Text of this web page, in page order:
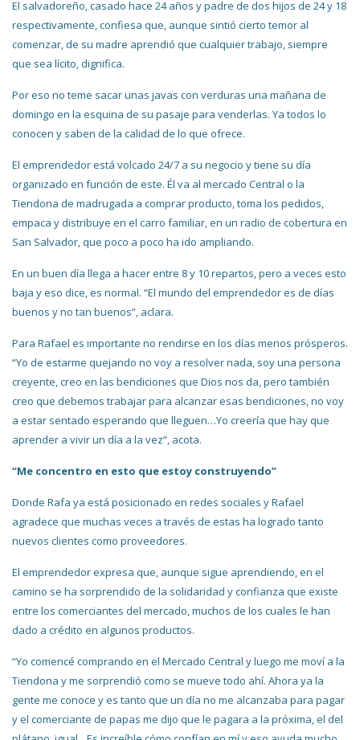
El salvadoreño, casado hace 24 años y padre de dos hijos de 24 y 18
respectivamente, confiesa que, aunque sintió cierto temor al
comenzar, de su madre aprendió que cualquier trabajo, siempre
que sea lícito, dignifica.
Por eso no teme sacar unas javas con verduras una mañana de
domingo en la esquina de su pasaje para venderlas. Ya todos lo
conocen y saben de la calidad de lo que ofrece.
El emprendedor está volcado 24/7 a su negocio y tiene su día
organizado en función de este. Él va al mercado Central o la
Tiendona de madrugada a comprar producto, toma los pedidos,
empaca y distribuye en el carro familiar, en un radio de cobertura en
San Salvador, que poco a poco ha ido ampliando.
En un buen día llega a hacer entre 8 y 10 repartos, pero a veces esto
baja y eso dice, es normal. “El mundo del emprendedor es de días
buenos y no tan buenos”, aclara.
Para Rafael es importante no rendirse en los días menos prósperos.
“Yo de estarme quejando no voy a resolver nada, soy una persona
creyente, creo en las bendiciones que Dios nos da, pero también
creo que debemos trabajar para alcanzar esas bendiciones, no voy
a estar sentado esperando que lleguen…Yo creería que hay que
aprender a vivir un día a la vez”, acota.
“Me concentro en esto que estoy construyendo”
Donde Rafa ya está posicionado en redes sociales y Rafael
agradece que muchas veces a través de estas ha logrado tanto
nuevos clientes como proveedores.
El emprendedor expresa que, aunque sigue aprendiendo, en el
camino se ha sorprendido de la solidaridad y confianza que existe
entre los comerciantes del mercado, muchos de los cuales le han
dado a crédito en algunos productos.
“Yo comencé comprando en el Mercado Central y luego me moví a la
Tiendona y me sorprendió como se mueve todo ahí. Ahora ya la
gente me conoce y es tanto que un día no me alcanzaba para pagar
y el comerciante de papas me dijo que le pagara a la próxima, el del